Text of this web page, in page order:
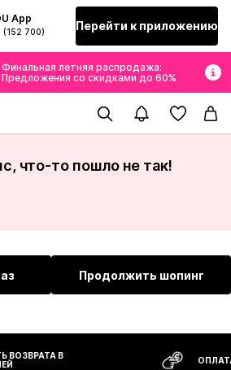
App
(152 700) Перейти к приложению
Финальная летняя распродажа:
Предложения со скидками до 60%
что-то пошло не так!
Продолжить шопинг
ВОЗВРАТА В